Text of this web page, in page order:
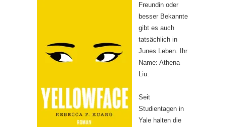
Freundin oder
besser Bekannte
gibt es auch
tatsächlich in
Junes Leben. Ihr
Name: Athena
Liu.
Seit
Studientagen in
Yale halten die